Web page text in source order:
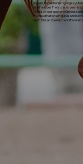
Unsere
nicht mit der Tretschicht
– Matsch war gestern!Gelenke
Pferde erhalten ein gutes und
nach Einsatzbereich und Produkt